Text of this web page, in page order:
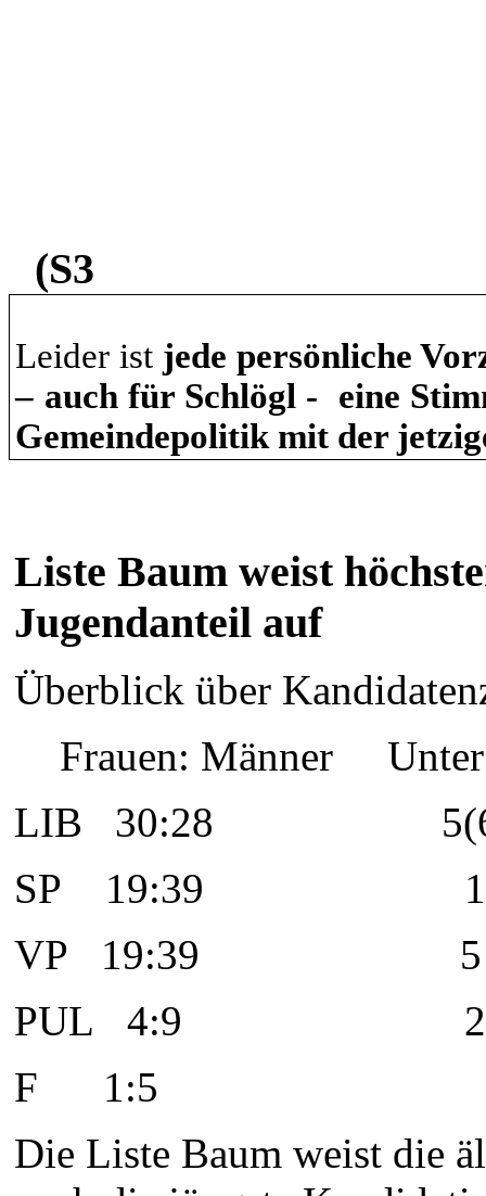
(S3
Leider ist jede persönliche
– auch für Schlögl - eine
Gemeindepolitik mit der
Liste Baum weist
Jugendanteil auf
Überblick über
Frauen: Männer
LIB
30:28
SP
19:39 1
VP
19:39 5
PUL
4:9 2
F
1:5
Die Liste Baum weist die